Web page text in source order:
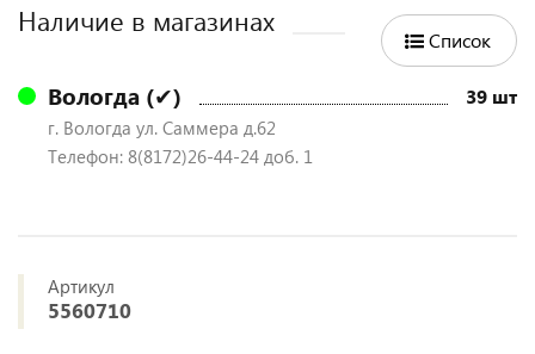
Наличие в магазинах
Список
Вологда (✔) 39 шт
г. Вологда ул. Саммера д.62
Телефон: 8(8172)26-44-24 доб. 1
Артикул
5560710